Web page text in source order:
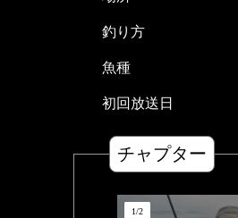
釣り方
魚種
初回放送日
チャプター
1/2